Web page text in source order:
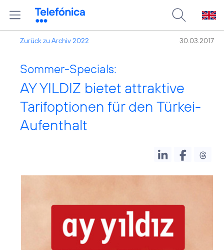
Zurück zu Archiv 2022 30.03.2017
Sommer-Specials:
AY YILDIZ bietet attraktive
Tarifoptionen für den Türkei-
Aufenthalt